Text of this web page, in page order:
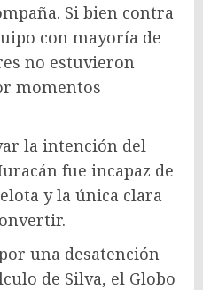
Si bien contra
con mayoría de
no estuvieron
momentos
la intención del
fue incapaz de
y la única clara
una desatención
de Silva, el Globo